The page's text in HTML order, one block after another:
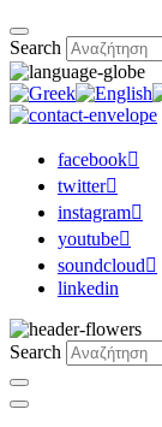
Search
facebook
twitter
instagram
youtube
soundcloud
linkedin
Search